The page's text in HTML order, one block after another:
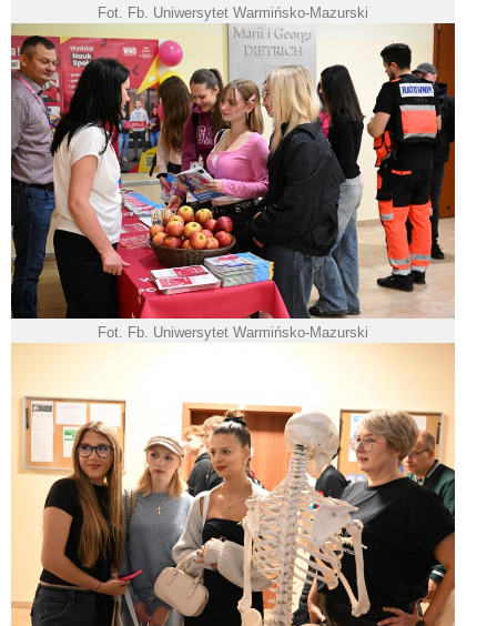
Fot. Fb. Uniwersytet Warmińsko-Mazurski
Fot. Fb. Uniwersytet Warmińsko-Mazurski